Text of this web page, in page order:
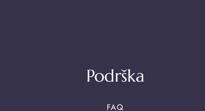
Podrška
FAQ